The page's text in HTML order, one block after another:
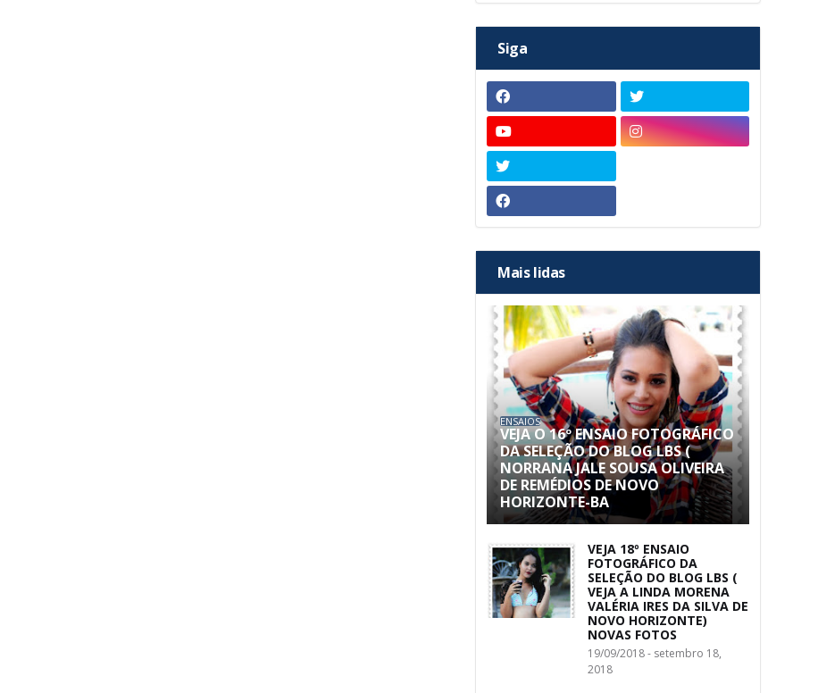
Siga
Mais lidas
ENSAIOS
VEJA O 16º ENSAIO FOTOGRÁFICO
DA SELEÇÃO DO BLOG LBS (
NORRANA JALE SOUSA OLIVEIRA
DE REMÉDIOS DE NOVO
HORIZONTE-BA
VEJA 18º ENSAIO
FOTOGRÁFICO DA
SELEÇÃO DO BLOG LBS (
VEJA A LINDA MORENA
VALÉRIA IRES DA SILVA DE
NOVO HORIZONTE)
NOVAS FOTOS
19/09/2018 - setembro 18,
2018